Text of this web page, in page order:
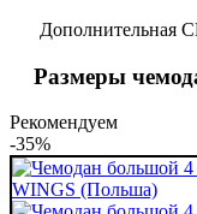
Дополнительная
Размеры
Рекомендуем
-35%